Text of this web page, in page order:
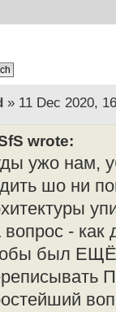
» 11 Dec 2020,
wrote:
ужо нам,
шо ни
вопрос - как
был ЕЩЁ